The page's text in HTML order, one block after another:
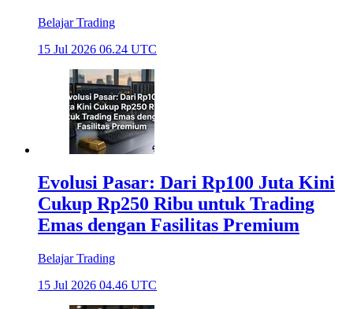
Belajar Trading
15 Jul 2026 06.24 UTC
Evolusi Pasar: Dari Rp100 Juta Kini
Cukup Rp250 Ribu untuk Trading
Emas dengan Fasilitas Premium
Belajar Trading
15 Jul 2026 04.46 UTC